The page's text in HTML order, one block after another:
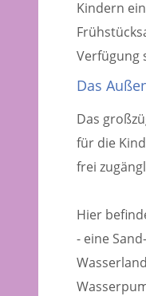
Kindern
Verfügung
Das
Das
für die
frei
Hier
- eine